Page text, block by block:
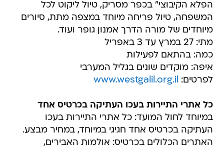
הפלא הקיבוצי" בכפר מסריק, טיול ליקוט לכל
המשפחה, טיול פריחה מיוחד במצפה מתת, סיורים
מיוחדים של מורה הדרך אמנון גופר ועוד.
מתי: 27 במרץ עד 3 באפריל
כמה: בהתאם לפעילות
איפה: מוקדים שונים בגליל המערבי
לפרטים: www.westgalil.org.il
כל אתרי התיירות בעכו העתיקה בכרטיס אחד
במיוחד לחול המועד: כל אתרי התיירות בעכו
העתיקה בכרטיס אחד חגיגי במיוחד, במחיר מבצע.
האתרים הכלולים בכרטיס: אולמות האבירים,